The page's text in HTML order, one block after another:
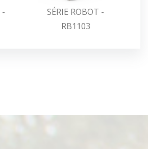
-
SÉRIE ROBOT -
RB1103